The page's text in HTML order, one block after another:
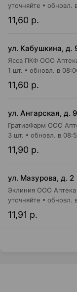
11,60 р.
уточняйте обновл.
ул. Кабушкина, д.
Ясса ПКФ ООО
11,60 р.
1 шт. обновл. в
ул. Ангарская, д.
ГратиаФарм ООО
11,90 р.
3 шт. обновл. в
ул. Мазурова, д. 2
Эклиния ООО
11,91 р.
уточняйте обновл.